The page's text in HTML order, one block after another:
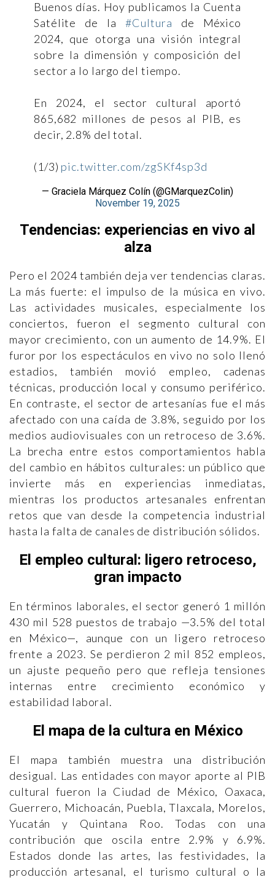
Buenos días. Hoy publicamos la Cuenta
Satélite de la#Cultura de México
2024, que otorga una visión integral
sobre la dimensión y composición del
sector a lo largo del tiempo.
En 2024, el sector cultural aportó
865,682 millones de pesos al PIB, es
decir, 2.8% del total.
(1/3) pic.twitter.com/zgSKf4sp3d
— Graciela Márquez Colín (@GMarquezColin)
November 19, 2025
Tendencias: experiencias en vivo al
alza
Pero el 2024 también deja ver tendencias claras.
La más fuerte: el impulso de la música en vivo.
Las actividades musicales, especialmente los
conciertos, fueron el segmento cultural con
mayor crecimiento, con un aumento de 14.9%. El
furor por los espectáculos en vivo no solo llenó
estadios, también movió empleo, cadenas
técnicas, producción local y consumo periférico.
En contraste, el sector de artesanías fue el más
afectado con una caída de 3.8%, seguido por los
medios audiovisuales con un retroceso de 3.6%.
La brecha entre estos comportamientos habla
del cambio en hábitos culturales: un público que
invierte más en experiencias inmediatas,
mientras los productos artesanales enfrentan
retos que van desde la competencia industrial
hasta la falta de canales de distribución sólidos.
El empleo cultural: ligero retroceso,
gran impacto
En términos laborales, el sector generó 1 millón
430 mil 528 puestos de trabajo —3.5% del total
en México—, aunque con un ligero retroceso
frente a 2023. Se perdieron 2 mil 852 empleos,
un ajuste pequeño pero que refleja tensiones
internas entre crecimiento económico y
estabilidad laboral.
El mapa de la cultura en México
El mapa también muestra una distribución
desigual. Las entidades con mayor aporte al PIB
cultural fueron la Ciudad de México, Oaxaca,
Guerrero, Michoacán, Puebla, Tlaxcala, Morelos,
Yucatán y Quintana Roo. Todas con una
contribución que oscila entre 2.9% y 6.9%.
Estados donde las artes, las festividades, la
producción artesanal, el turismo cultural o la